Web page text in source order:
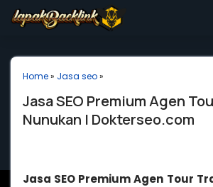
Home» Jasa seo»
Jasa SEO Premium Agen
Nunukan | Dokterseo.com
Jasa SEO Premium Agen Tour